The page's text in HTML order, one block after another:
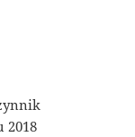
2018